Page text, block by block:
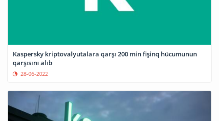
Kaspersky kriptovalyutalara qarşı 200 min fişinq hücumunun
qarşısını alıb
28-06-2022